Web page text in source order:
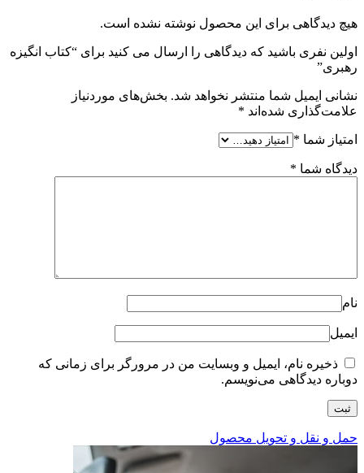
هیچ دیدگاهی برای این محصول نوشته نشده است.
اولین نفری باشید که دیدگاهی را ارسال می کنید برای “کتاب انگیزه
رهبری”
نشانی ایمیل شما منتشر نخواهد شد. بخش‌های موردنیاز
علامت‌گذاری شده‌اند *
امتیاز شما *
دیدگاه شما *
نام
ایمیل
ذخیره نام، ایمیل و وبسایت من در مرورگر برای زمانی که
دوباره دیدگاهی می‌نویسم.
حمل و نقل و تحویل محصول